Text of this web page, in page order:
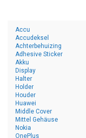
Accu
Accudeksel
Achterbehuizing
Adhesive Sticker
Akku
Display
Halter
Holder
Houder
Huawei
Middle Cover
Mittel Gehäuse
Nokia
OnePlus